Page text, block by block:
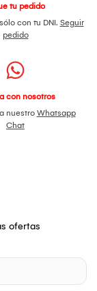
tu pedido
con tu DNI. Seguir
pedido
con nosotros
nuestro Whatsapp
Chat
ofertas